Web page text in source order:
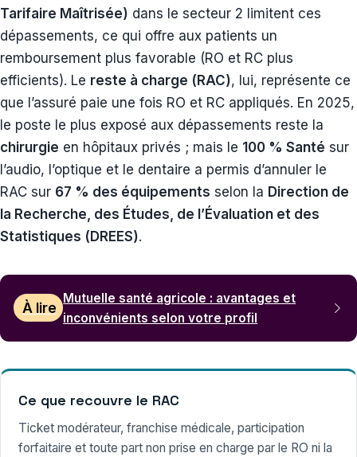
Tarifaire Maîtrisée) dans le secteur 2 limitent ces
dépassements, ce qui offre aux patients un
remboursement plus favorable (RO et RC plus
efficients). Le reste à charge (RAC), lui, représente ce
que l’assuré paie une fois RO et RC appliqués. En 2025,
le poste le plus exposé aux dépassements reste la
chirurgie en hôpitaux privés ; mais le 100 % Santé sur
l’audio, l’optique et le dentaire a permis d’annuler le
RAC sur 67 % des équipements selon la Direction de
la Recherche, des Études, de l’Évaluation et des
Statistiques (DREES).
À lire
Mutuelle santé agricole : avantages et
inconvénients selon votre profil
Ce que recouvre le RAC
Ticket modérateur, franchise médicale, participation
forfaitaire et toute part non prise en charge par le RO ni la